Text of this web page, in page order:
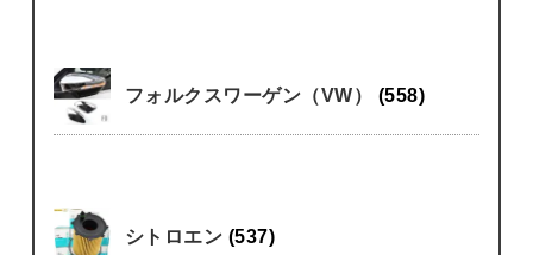
フォルクスワーゲン（VW） (558)
シトロエン (537)